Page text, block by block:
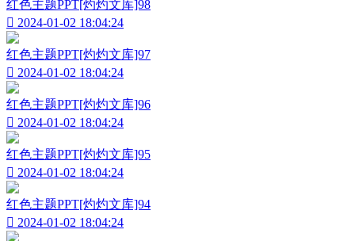
红色主题PPT[灼灼文库]98
 2024-01-02 18:04:24
红色主题PPT[灼灼文库]97
 2024-01-02 18:04:24
红色主题PPT[灼灼文库]96
 2024-01-02 18:04:24
红色主题PPT[灼灼文库]95
 2024-01-02 18:04:24
红色主题PPT[灼灼文库]94
 2024-01-02 18:04:24